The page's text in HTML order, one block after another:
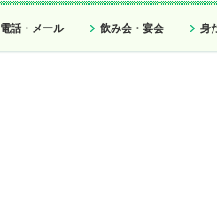
電話・メール 飲み会・宴会 身